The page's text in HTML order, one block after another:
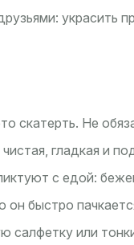
украсить
скатерть. Не
гладкая и
с едой:
он быстро
салфетку или